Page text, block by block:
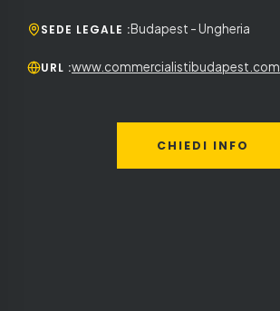
SEDE LEGALE :Budapest - Ungheria
URL :www.commercialistibudapest.com
CHIEDI INFO